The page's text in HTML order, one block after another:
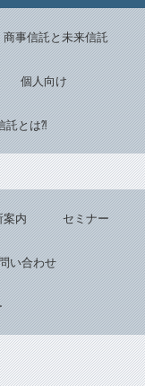
商事信託と未来信託
個人向け
託とは⁈
案内 セミナー
い合わせ
Back to top